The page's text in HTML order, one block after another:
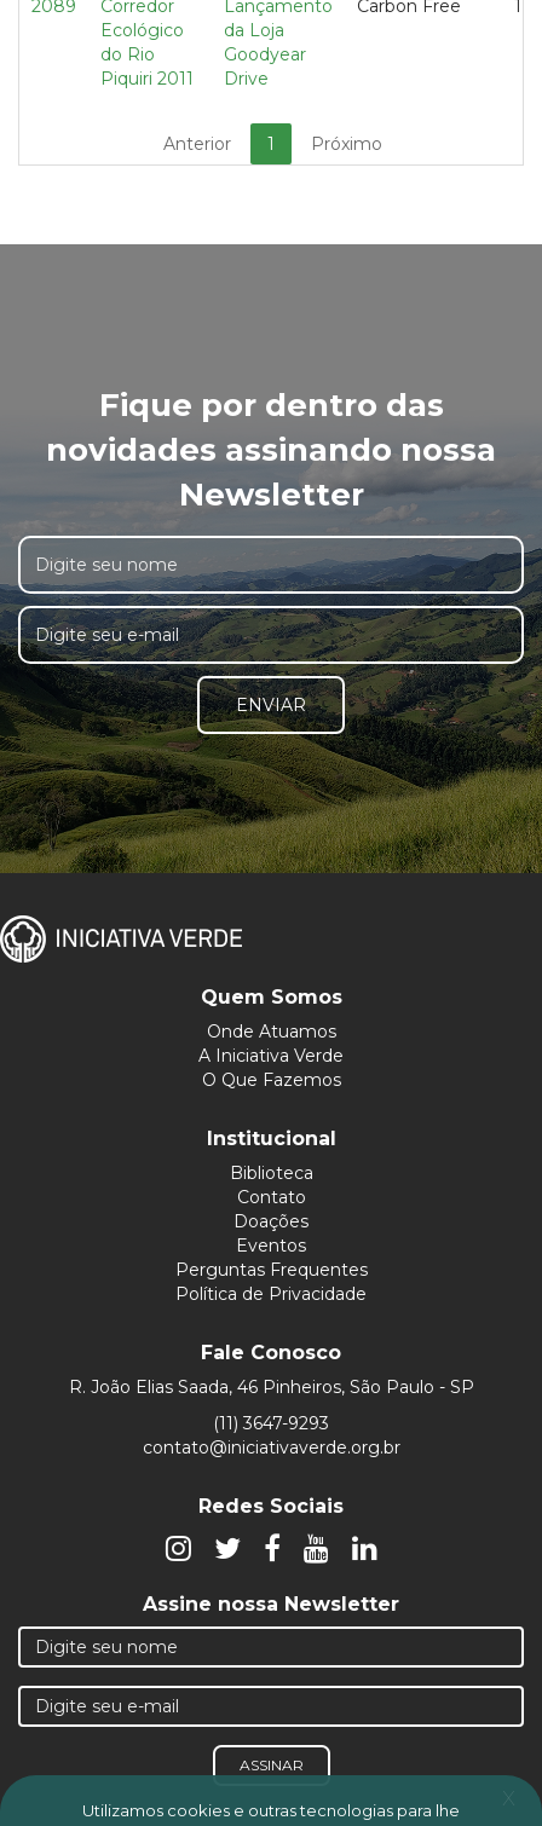
2089
Corredor
Ecológico
do Rio
Piquiri 2011
Lançamento
da Loja
Goodyear
Drive
Carbon Free 1,52
Anterior 1 Próximo
Fique por dentro das
novidades assinando nossa
Newsletter
ENVIAR
Quem Somos
Onde Atuamos
A Iniciativa Verde
O Que Fazemos
Institucional
Biblioteca
Contato
Doações
Eventos
Perguntas Frequentes
Política de Privacidade
Fale Conosco
R. João Elias Saada, 46 Pinheiros, São Paulo - SP
(11) 3647-9293
contato@iniciativaverde.org.br
Redes Sociais
Assine nossa Newsletter
ASSINAR
x
Utilizamos cookies e outras tecnologias para lhe